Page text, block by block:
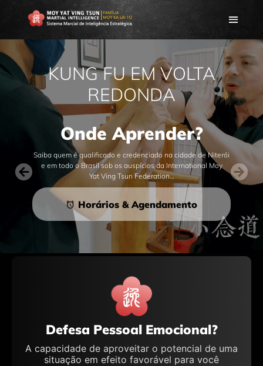
KUNG FU EM VOLTA
REDONDA
Onde Aprender?
Saiba quem é qualificado e credenciado na cidade de Niterói
e em todo o Brasil sob os auspícios da International Moy
Yat Ving Tsun Federation…
Horários & Agendamento
Defesa Pessoal Emocional?
A capacidade de aproveitar o potencial de uma
situação em efeito favorável para você